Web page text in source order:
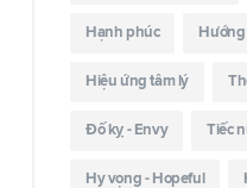
Hạnh phúc Hướng
Hiệu ứng tâm lý
Đố kỵ - Envy Tiếc
Hy vọng - Hopeful